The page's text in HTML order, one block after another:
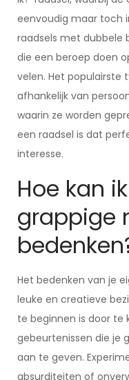
eenvoudig maar toch
raadsels met dubbele
die een beroep doen
velen. Het populairste
afhankelijk van
waarin ze worden
een raadsel is dat
interesse.
Hoe kan
grappige
Het bedenken van je
leuke en creatieve
te beginnen is door te
gebeurtenissen die je
aan te geven.
absurditeiten of